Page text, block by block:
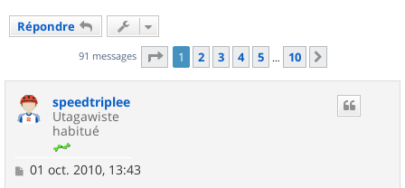
Répondre
91 messages Page 1sur
1 2 3 4 5 … 10
speedtriplee
Utagawiste
habitué
M
01 oct. 2010, 13:43